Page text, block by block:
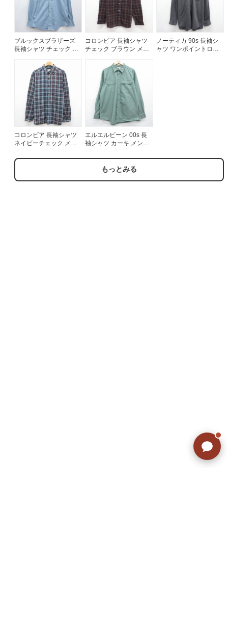
ブルックスブラザーズ
長袖シャツ チェック ブ
コロンビア 長袖シャツ
チェック ブラウン メン
ノーティカ 90s 長袖シ
ャツ ワンポイントロゴ
コロンビア 長袖シャツ
ネイビーチェック メン
エルエルビーン 00s 長
袖シャツ カーキ メンズ
もっとみる